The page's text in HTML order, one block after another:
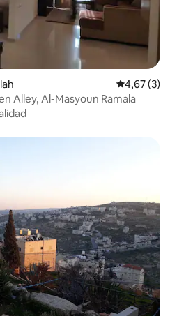
Calificación
4,67 (3)
Alley, Al-Masyoun Ramala